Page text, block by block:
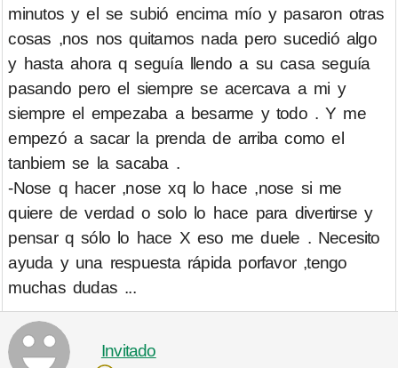
minutos y el se subió encima mío y pasaron otras
cosas ,nos nos quitamos nada pero sucedió algo
y hasta ahora q seguía llendo a su casa seguía
pasando pero el siempre se acercava a mi y
siempre el empezaba a besarme y todo . Y me
empezó a sacar la prenda de arriba como el
tanbiem se la sacaba .
-Nose q hacer ,nose xq lo hace ,nose si me
quiere de verdad o solo lo hace para divertirse y
pensar q sólo lo hace X eso me duele . Necesito
ayuda y una respuesta rápida porfavor ,tengo
muchas dudas ...
Invitado